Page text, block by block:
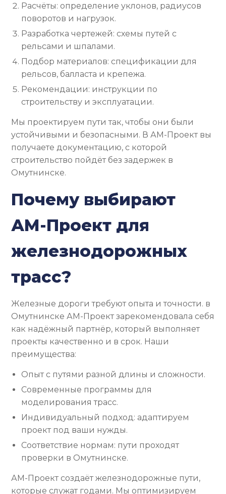
Расчёты: определение уклонов, радиусов
поворотов и нагрузок.
Разработка чертежей: схемы путей с
рельсами и шпалами.
Подбор материалов: спецификации для
рельсов, балласта и крепежа.
Рекомендации: инструкции по
строительству и эксплуатации.
Мы проектируем пути так, чтобы они были
устойчивыми и безопасными. В АМ-Проект вы
получаете документацию, с которой
строительство пойдёт без задержек в
Омутнинске.
Почему выбирают
АМ-Проект для
железнодорожных
трасс?
Железные дороги требуют опыта и точности. в
Омутнинске АМ-Проект зарекомендовала себя
как надёжный партнёр, который выполняет
проекты качественно и в срок. Наши
преимущества:
Опыт с путями разной длины и сложности.
Современные программы для
моделирования трасс.
Индивидуальный подход: адаптируем
проект под ваши нужды.
Соответствие нормам: пути проходят
проверки в Омутнинске.
АМ-Проект создаёт железнодорожные пути,
которые служат годами. Мы оптимизируем